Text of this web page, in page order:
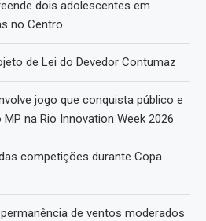
dois adolescentes em
no Centro
de Lei do Devedor Contumaz
jogo que conquista público e
na Rio Innovation Week 2026
competições durante Copa
de ventos moderados